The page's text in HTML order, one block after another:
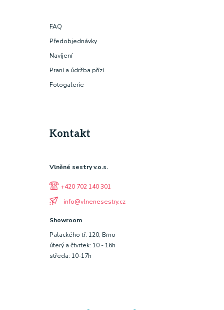
FAQ
Předobjednávky
Navíjení
Praní a údržba přízí
Fotogalerie
Kontakt
Vlněné sestry v.o.s.
+420 702 140 301
info@vlnenesestry.cz
Showroom
Palackého tř. 120, Brno
úterý a čtvrtek: 10 - 16h
středa: 10-17h